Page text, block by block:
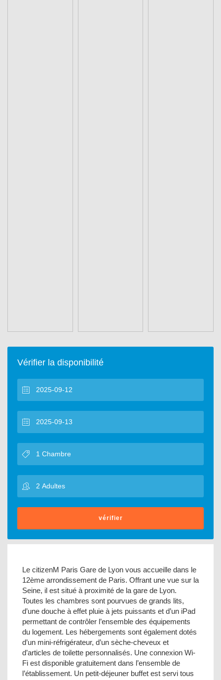
Vérifier la disponibilité
vérifier
Le citizenM Paris Gare de Lyon vous accueille dans le
12ème arrondissement de Paris. Offrant une vue sur la
Seine, il est situé à proximité de la gare de Lyon.
Toutes les chambres sont pourvues de grands lits,
d’une douche à effet pluie à jets puissants et d’un iPad
permettant de contrôler l’ensemble des équipements
du logement. Les hébergements sont également dotés
d’un mini-réfrigérateur, d’un sèche-cheveux et
d’articles de toilette personnalisés. Une connexion Wi-
Fi est disponible gratuitement dans l’ensemble de
l’établissement. Un petit-déjeuner buffet est servi tous